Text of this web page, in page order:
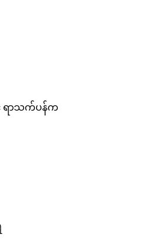
ရာသက်ပန်က